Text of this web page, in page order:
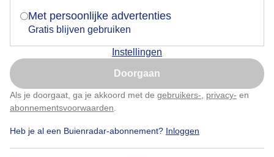
Met persoonlijke advertenties
Gratis blijven gebruiken
Instellingen
Doorgaan
Als je doorgaat, ga je akkoord met de gebruikers- privacy- en
abonnementsvoorwaarden
Heb je al een Buienradar-abonnement? Inloggen
Door: Jolanda Bakker Gemaakt: 11-08-2025, 47x bekeken
Nu niet, misschien later
Klik hierom dit aan te passen